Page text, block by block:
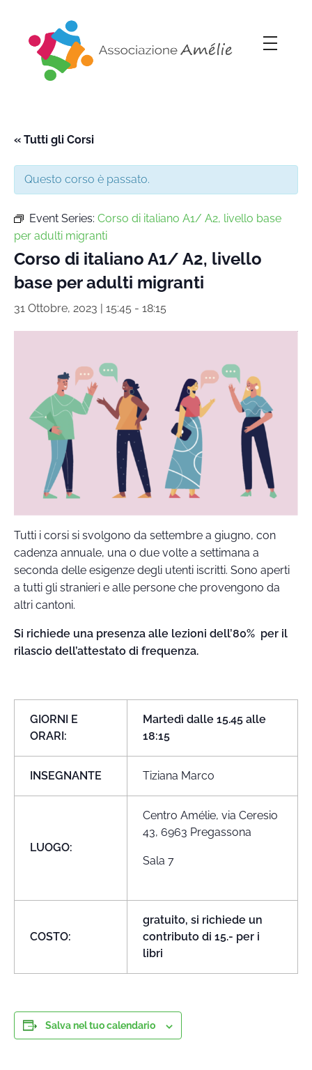
« Tutti gli Corsi
Questo corso è passato.
Event Series: Corso di italiano A1/ A2, livello base
per adulti migranti
Corso di italiano A1/ A2, livello
base per adulti migranti
31 Ottobre, 2023 | 15:45 - 18:15
Tutti i corsi si svolgono da settembre a giugno, con
cadenza annuale, una o due volte a settimana a
seconda delle esigenze degli utenti iscritti. Sono aperti
a tutti gli stranieri e alle persone che provengono da
altri cantoni.
Si richiede una presenza alle lezioni dell’80% per il
rilascio dell’attestato di frequenza.
GIORNI E
ORARI:
Martedì dalle 15.45 alle
18:15
INSEGNANTE Tiziana Marco
LUOGO:
Centro Amélie, via Ceresio
43, 6963 Pregassona
Sala 7
COSTO:
gratuito, si richiede un
contributo di 15.- per i
libri
Salva nel tuo calendario